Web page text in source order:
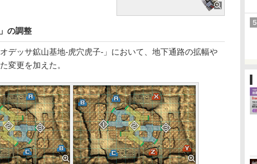
の調整
デッサ鉱山基地-虎穴虎子-」において、地下通路の拡幅や
変更を加えた。